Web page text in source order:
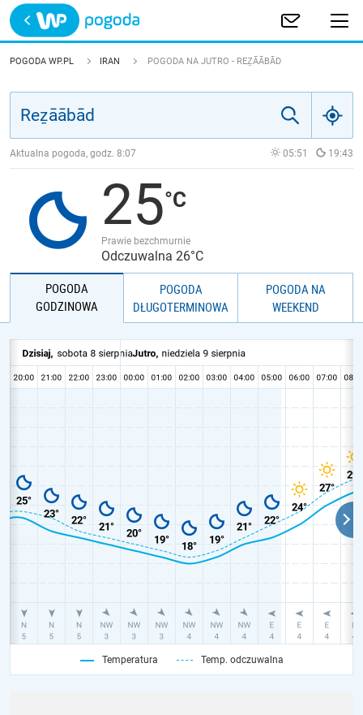
Trwa ładowanie
POLSKA
JAKOŚĆ POWIETRZA
POGODA WP.PL IRAN POGODA NA JUTRO - REẔĀĀBĀD
Aktualna pogoda, godz. 8:07 05:51 19:43
25
Prawie bezchmurnie
Odczuwalna 26°C
POGODA
GODZINOWA
POGODA
DŁUGOTERMINOWA
POGODA NA
WEEKEND
Temperatura Temp. odczuwalna